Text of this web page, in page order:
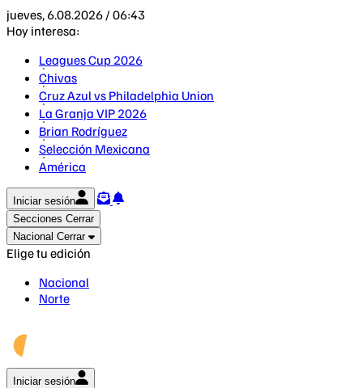
jueves, 6.08.2026 / 06:43
Hoy interesa:
Leagues Cup 2026
Chivas
Cruz Azul vs Philadelphia Union
La Granja VIP 2026
Brian Rodríguez
Selección Mexicana
América
Iniciar sesión
Secciones Cerrar
Nacional Cerrar
Elige tu edición
Nacional
Norte
Iniciar sesión